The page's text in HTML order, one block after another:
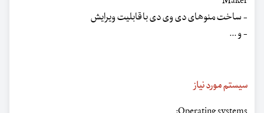
- ساخت منوهای دی وی دی با قابلیت ویرایش
- و ...
سیستم مورد نیاز